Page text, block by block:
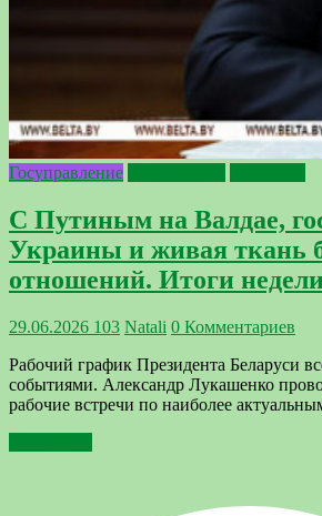
Госуправление
С Путиным на Валдае,
Украины и живая ткань
отношений. Итоги
29.06.2026 103 Natali 0 Комментариев
Рабочий график Президента Беларуси
событиями. Александр Лукашенко
рабочие встречи по наиболее